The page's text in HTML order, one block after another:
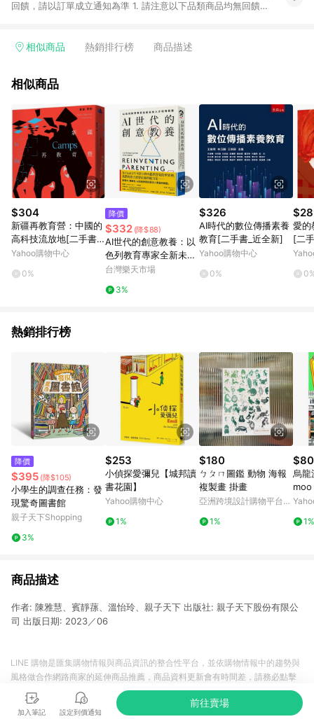
回饋，請以訂單成立通知為準 1. 請注意以下品類商品均無回饋：
電玩/遊戲/相機/單眼/鏡頭/拍立得 [2024/6/1起適用] -內接硬
的購回饋活動享Yahoo超贈點回饋者 - 購物中心商店之商品：商
3. 訂單回饋金額將扣除運費/購物金/超贈點/福利金/紅利折抵/折
價券等虛擬貨幣折抵 4. 大宗採購或批發轉賣不具回饋資格： 如
有相關事證認定您為大宗採購、批發轉賣而非最終消費使用者，
相關認定以Yahoo購物中心之認定為準
相似商品 熱銷排行榜 商品描述
相似商品
$304
新疆再教育營：中國的
高科技流放地[二手書_
良好]
Yahoo購物中心
0%
降價
$332 (降$88)
AI世代的創意教養：以
色列教育專家全新未來
人才培育提案
台灣樂天市場
3%
$326
AI時代的數位傳播素養
教育[二手書_近全新]
Yahoo購物中心
0%
愛的
[二
熱銷排行榜
降價
$395 (降$105)
小學生的調查任務：發
現驚奇圖書館
親子天下Shopping
3%
$253
小偵探愛彌兒【城邦讀
書花園】
Yahoo購物中心
1%
$180
ㄅㄆㄇ圖鑑 動物 海報
複製畫 掛畫
亞洲跨境設計購物平台
1%
$80
烏
moo
1%
商品描述
作者: 陳雅慧、賓靜蓀、溫怡玲、親子天下 出版社: 親子天下股份有限公
司 出版日期: 2023／06
加入筆記 設定到價通知
前往賣場
LINE 購物是匯集購物情報與商品資訊的整合性平台，並依購物情報中的趨勢與
風格做合作網路商家的延伸商品推薦，商品資料更新會有時間差，請務必點擊
商品至各合作網路商家，確認現售價與購物條件，一切資訊以合作廠商網頁為
準。